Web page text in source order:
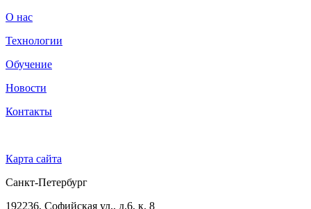
О нас
Технологии
Обучение
Новости
Контакты
Карта сайта
Санкт-Петербург
192236, Софийская ул., д.6, к. 8